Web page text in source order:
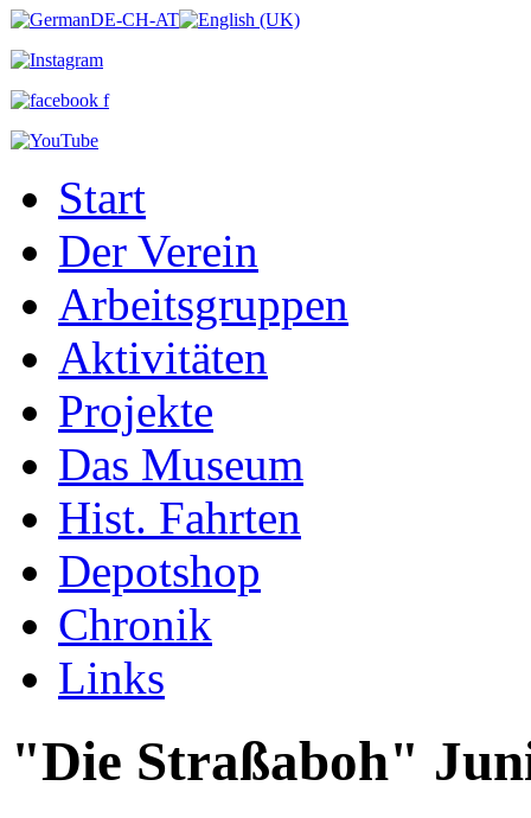
Start
Der Verein
Arbeitsgruppen
Aktivitäten
Projekte
Das Museum
Hist. Fahrten
Depotshop
Chronik
Links
"Die Straßaboh"